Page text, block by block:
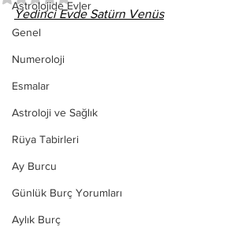
Astrolojide Evler
Genel
Numeroloji
Esmalar
Astroloji ve Sağlık
Rüya Tabirleri
Ay Burcu
Günlük Burç Yorumları
Aylık Burç
Yedinci Evde Satürn Venüs